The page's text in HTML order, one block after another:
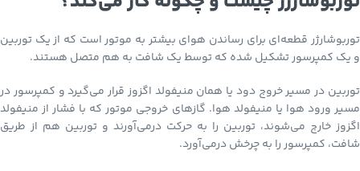
توربوشارژر قطعه‌ای برای رساندن هوای بیشتر به موتور است که از یک توربین
و یک کمپرسور تشکیل شده که توسط یک شافت به هم متصل هستند.
توربین در مسیر خروج دود یا همان منیفولد اگزوز قرار می‌گیرد و کمپرسور در
مسیر ورود هوا یا منیفولد هوا. گازهای خروجی موتور که با فشار از منیفولد
اگزوز خارج می‌شوند، توربین را به حرکت درمی‌آورند و توربین هم از طریق
شافت، کمپرسور را به چرخش درمی‌آورد.